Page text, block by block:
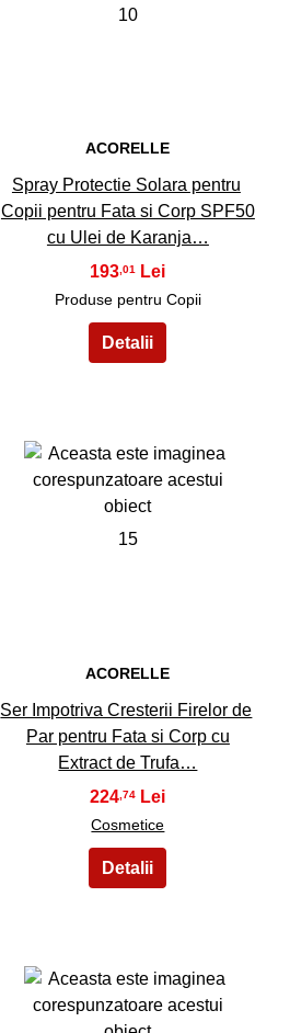
10
ACORELLE
Spray Protectie Solara pentru
Copii pentru Fata si Corp SPF50
cu Ulei de Karanja…
193 ,01
Produse pentru Copii
15
ACORELLE
Ser Impotriva Cresterii Firelor de
Par pentru Fata si Corp cu
Extract de Trufa…
224 ,74
Cosmetice